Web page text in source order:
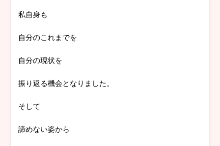
私自身も
自分のこれまでを
自分の現状を
振り返る機会となりました。
そして
諦めない姿から